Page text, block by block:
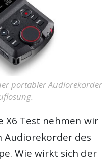
portabler Audiorekorder
X6 Test nehmen wir
des
Wie wirkt sich der